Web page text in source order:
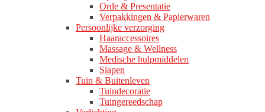
Orde & Presentatie
Verpakkingen & Papierwaren
Persoonlijke verzorging
Haaraccessoires
Massage & Wellness
Medische hulpmiddelen
Slapen
Tuin & Buitenleven
Tuindecoratie
Tuingereedschap